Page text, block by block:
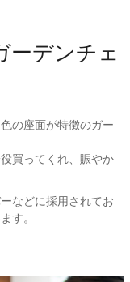
ーデンチェ
の座面が特徴のガー
買ってくれ、賑やか
などに採用されてお
す。